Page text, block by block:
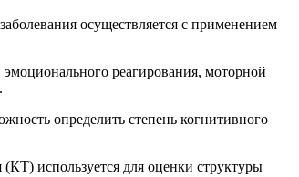
осуществляется с применением
реагирования, моторной
определить степень когнитивного
используется для оценки структуры